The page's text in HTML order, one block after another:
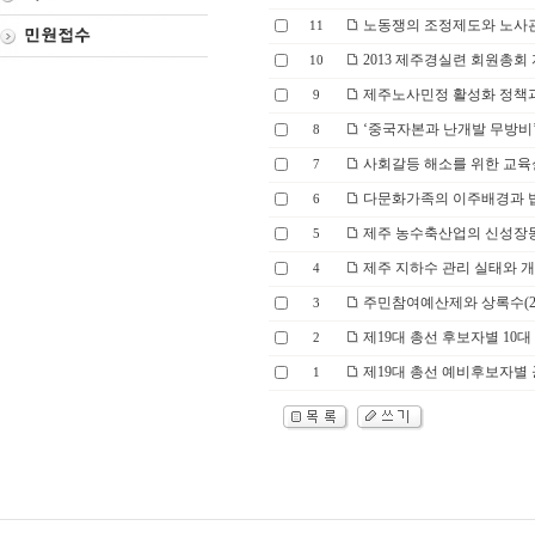
11 노동쟁의 조정제도와 노사
10 2013 제주경실련 회원총회
9 제주노사민정 활성화 정책
8 ‘중국자본과 난개발 무방
7 사회갈등 해소를 위한 교
6 다문화가족의 이주배경과
5 제주 농수축산업의 신성장
4 제주 지하수 관리 실태와
3 주민참여예산제와 상록수
2 제19대 총선 후보자별 10
1 제19대 총선 예비후보자별